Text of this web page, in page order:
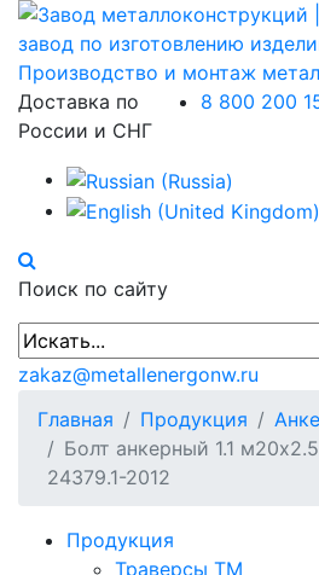
Доставка по
России и СНГ
8 800 200
Поиск по сайту
zakaz@metallenergonw.ru
Главная
Продукция
Болт анкерный 1.1
24379.1-2012
Продукция
Траверсы ТМ